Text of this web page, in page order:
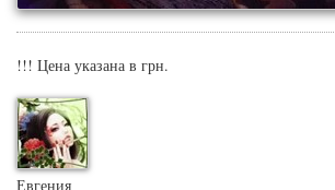
!!! Цена указана в грн.
Евгения